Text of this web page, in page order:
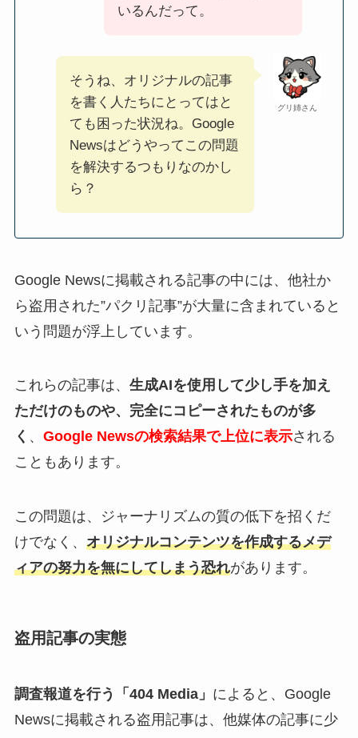
いるんだって。
グリ姉さん
そうね、オリジナルの記事
を書く人たちにとってはと
ても困った状況ね。Google
Newsはどうやってこの問題
を解決するつもりなのかし
ら？
Google Newsに掲載される記事の中には、他社か
ら盗用された”パクリ記事”が大量に含まれていると
いう問題が浮上しています。
これらの記事は、 生成AIを使用して少し手を加え
ただけのものや、完全にコピーされたものが多
く 、 Google Newsの検索結果で上位に表示される
こともあります。
この問題は、ジャーナリズムの質の低下を招くだ
けでなく、 オリジナルコンテンツを作成するメデ
ィアの努力を無にしてしまう恐れがあります。
盗用記事の実態
調査報道を行う「404 Media」 によると、Google
Newsに掲載される盗用記事は、他媒体の記事に少